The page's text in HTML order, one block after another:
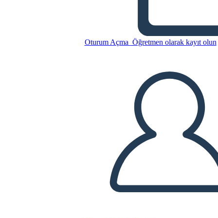
Oturum Açma Öğretmen olarak kayıt olun
Leoni: Personaggi
BİR HİKAYE PANOSU OLUŞTUR
SLAYT GÖSTERİSİNİ OYNAT
BENİ OKU